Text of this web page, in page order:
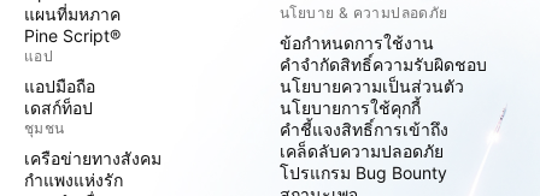
แผนที่มหภาค
Pine Script®
แอป
แอปมือถือ
เดสก์ท็อป
ชุมชน
เครือข่ายทางสังคม
กำแพงแห่งรัก
นโยบาย & ความปลอดภัย
ข้อกำหนดการใช้งาน
คำจำกัดสิทธิ์ความรับผิดชอบ
นโยบายความเป็นส่วนตัว
นโยบายการใช้คุกกี้
คำชี้แจงสิทธิ์การเข้าถึง
เคล็ดลับความปลอดภัย
โปรแกรม Bug Bounty